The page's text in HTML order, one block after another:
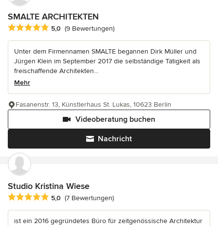
SMALTE ARCHITEKTEN
Durchschnittliche Bewertung: 5 von 5 Sternen
5,0 (9 Bewertungen)
Unter dem Firmennamen SMALTE begannen Dirk Müller und
Jürgen Klein im September 2017 die selbständige Tätigkeit als
freischaffende Architekten...
Mehr
Nachricht
Videoberatung buchen
Fasanenstr. 13, Künstlerhaus St. Lukas, 10623 Berlin
Studio Kristina Wiese
Durchschnittliche Bewertung: 5 von 5 Sternen
5,0 (7 Bewertungen)
ist ein 2016 gegründetes Büro für zeitgenössische Architektur